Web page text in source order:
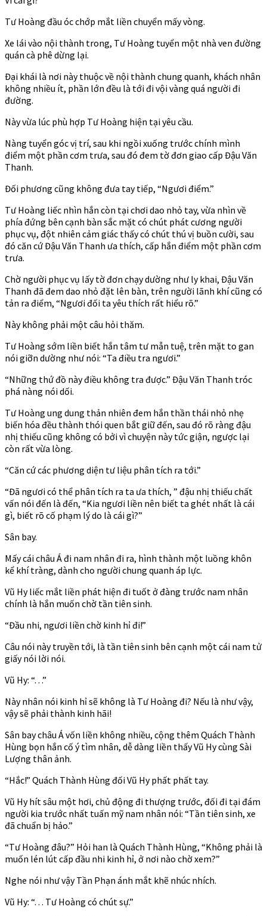
Tư Hoàng đầu óc chớp mắt liền chuyển mấy vòng.
Xe lái vào nội thành trong, Tư Hoàng tuyển một nhà ven đường
quán cà phê dừng lại.
Đại khái là nơi này thuộc về nội thành chung quanh, khách nhân
không nhiều ít, phần lớn đều là tới đi vội vàng quá người đi
đường.
Này vừa lúc phù hợp Tư Hoàng hiện tại yêu cầu.
Nàng tuyển góc vị trí, sau khi ngồi xuống trước chính mình
điểm một phần cơm trưa, sau đó đem tờ đơn giao cấp Đậu Văn
Thanh.
Đối phương cũng không đưa tay tiếp, “Ngươi điểm.”
Tư Hoàng liếc nhìn hắn còn tại chơi dao nhỏ tay, vừa nhìn về
phía đứng bên cạnh bàn sắc mặt có chút phát cương người
phục vụ, đột nhiên cảm giác thấy có chút thú vị buồn cười, sau
đó căn cứ Đậu Văn Thanh ưa thích, cấp hắn điểm một phần cơm
trưa.
Chờ người phục vụ lấy tờ đơn chạy dường như ly khai, Đậu Văn
Thanh đã đem dao nhỏ đặt lên bàn, trên người lãnh khí cũng có
tản ra điểm, “Ngươi đối ta yêu thích rất hiểu rõ.”
Này không phải một câu hỏi thăm.
Tư Hoàng sớm liền biết hắn tâm tư mẫn tuệ, trên mặt to gan
nói giỡn dường như nói: “Ta điều tra ngươi.”
“Những thứ đồ này điều không tra được.” Đậu Văn Thanh tróc
phá nàng nói dối.
Tư Hoàng ung dung thản nhiên đem hắn thần thái nhỏ nhẹ
biến hóa đều thành thói quen bắt giữ đến, sau đó rõ ràng đậu
nhị thiếu cũng không có bởi vì chuyện này tức giận, ngược lại
còn rất vừa lòng.
“Căn cứ các phương diện tư liệu phân tích ra tới.”
“Đã ngươi có thể phân tích ra ta ưa thích, ” đậu nhị thiếu chất
vấn nói đến là đến, “Kia ngươi liền nên biết ta ghét nhất là cái
gì, biết rõ cố phạm lý do là cái gì?”
Sân bay.
Mấy cái châu Á đi nam nhân đi ra, hình thành một luồng khôn
kể khí tràng, dành cho người chung quanh áp lực.
Vũ Hy liếc mắt liền phát hiện đi tuốt ở đàng trước nam nhân
chính là hắn muốn chờ tần tiên sinh.
“Đầu nhi, ngươi liền chờ kinh hỉ đi!”
Câu nói này truyền tới, là tần tiên sinh bên cạnh một cái nam tử
giấy nói lời nói.
Vũ Hy: “. . .”
Này nhân nói kinh hỉ sẽ không là Tư Hoàng đi? Nếu là như vậy,
vậy sẽ phải thành kinh hãi!
Sân bay châu Á vốn liền không nhiều, cộng thêm Quách Thành
Hùng bọn hắn cố ý tìm nhân, dễ dàng liền thấy Vũ Hy cùng Sài
Lượng thân ảnh.
“Hắc!” Quách Thành Hùng đối Vũ Hy phất phất tay.
Vũ Hy hít sâu một hơi, chủ động đi thượng trước, đối đi tại đám
người kia trước nhất tuấn mỹ nam nhân nói: “Tần tiên sinh, xe
đã chuẩn bị hảo.”
“Tư Hoàng đâu?” Hỏi han là Quách Thành Hùng, “Không phải là
muốn lén lút cấp đầu nhi kinh hỉ, ở nơi nào chờ xem?”
Nghe nói như vậy Tần Phạn ánh mắt khẽ nhúc nhích.
Vũ Hy: “. . . Tư Hoàng có chút sự.”